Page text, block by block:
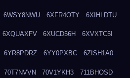
6WSY8NWU 6XFR4OTY 6XIHLDTU
6XQUAXFV 6XUCD56H 6XVXTC5I
6YR8PDRZ 6YY0PXBC 6ZISH1A0
70T7NVVN 70V1YKH3 711BHOSD